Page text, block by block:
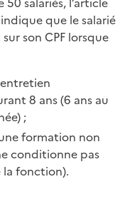
que le salarié
son CPF lorsque
8 ans (6 ans au
;
formation non
conditionne pas
la fonction).